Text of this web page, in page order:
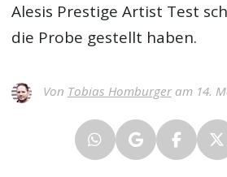
Alesis Prestige Artist Test
die Probe gestellt haben.
Von Tobias Homburgeram 14.